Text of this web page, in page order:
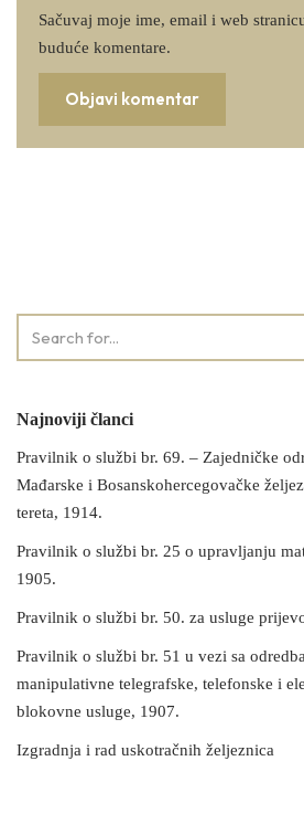
Sačuvaj moje ime, email i web
buduće komentare.
Najnoviji članci
Pravilnik o službi br. 69. – Zajedničke
Mađarske i Bosanskohercegovačke
tereta, 1914.
Pravilnik o službi br. 25 o upravljanju
1905.
Pravilnik o službi br. 50. za usluge
Pravilnik o službi br. 51 u vezi sa
manipulativne telegrafske, telefonske i
blokovne usluge, 1907.
Izgradnja i rad uskotračnih željeznica